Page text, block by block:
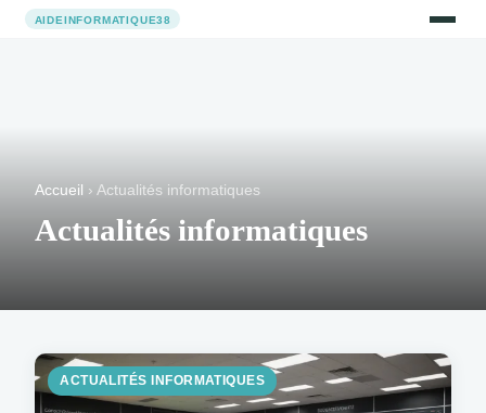
Accueil › Actualités informatiques
Actualités informatiques
ACTUALITÉS INFORMATIQUES